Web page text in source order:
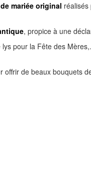
mariée original
, propice à une
lys pour la Fête des
offrir de beaux bouquets